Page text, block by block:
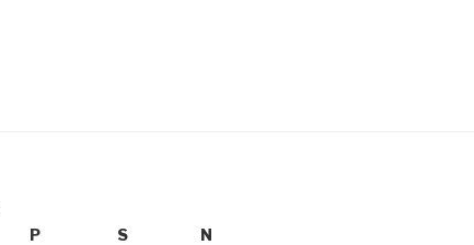
P S N